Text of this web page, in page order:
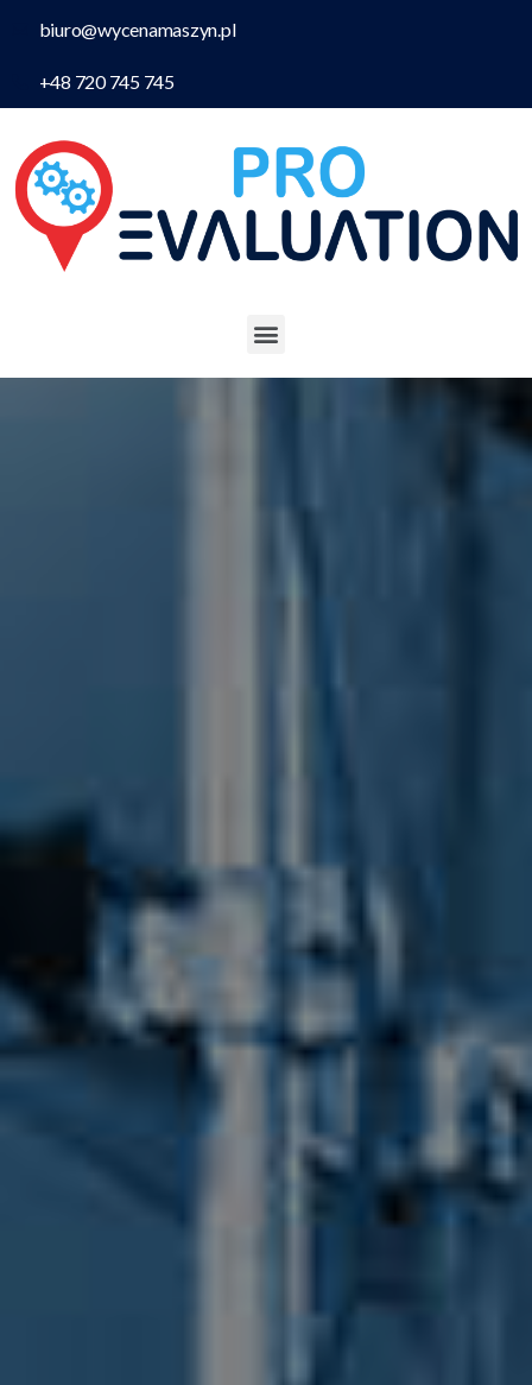
biuro@wycenamaszyn.pl
+48 720 745 745